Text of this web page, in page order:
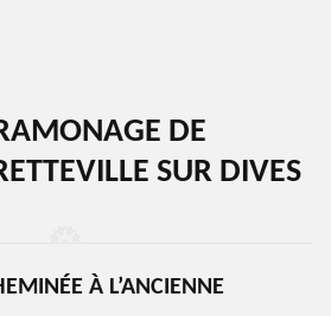
DE
SUR DIVES
À L’ANCIENNE